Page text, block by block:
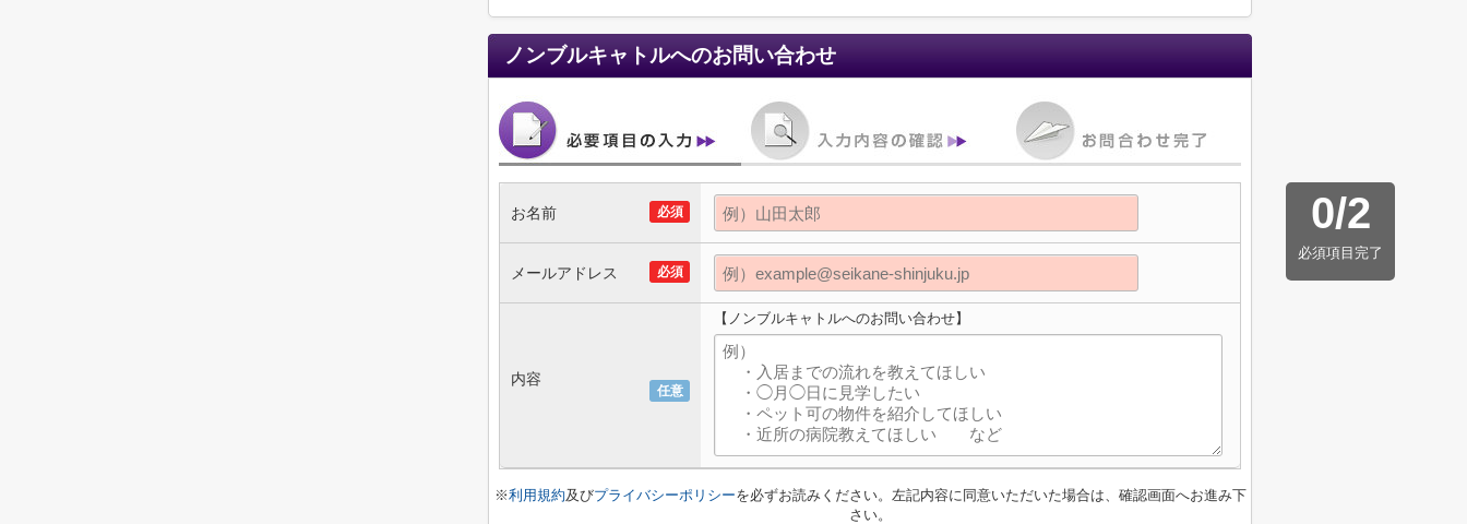
ノンブルキャトルへのお問い合わせ
0/2
必須項目完了
必須
お名前
必須
メールアドレス
任意
内容
【ノンブルキャトルへのお問い合わせ】
※利用規約及びプライバシーポリシーを必ずお読みください。左記内容に同意いただいた場合は、確認画面へお進み下
さい。